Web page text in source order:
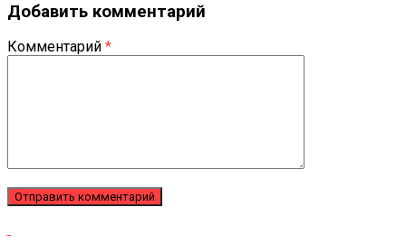
Добавить комментарий
Комментарий *